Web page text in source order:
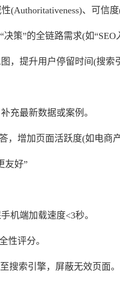
、可信度
策”的全链路需求(如
，提升用户停留时间(搜索
充最新数据或案例。
，增加页面活跃度(如电商
友好”
机端加载速度<3秒。
性评分。
搜索引擎，屏蔽无效页面。